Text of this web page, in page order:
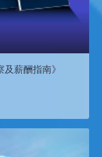
薪酬指南》